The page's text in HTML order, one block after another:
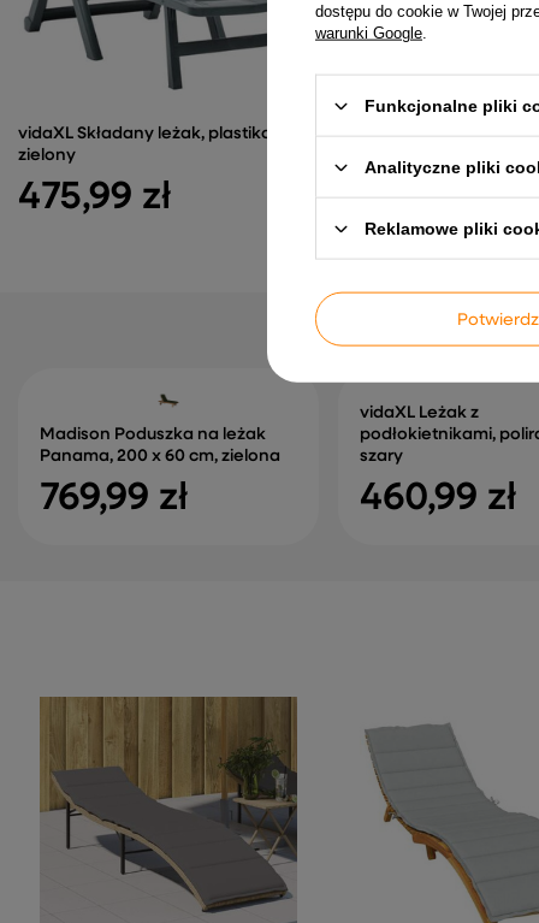
vidaXL Składany leżak, plastikowy,
zielony
475,99 zł
Madison Poduszka na leżak
Panama, 200 x 60 cm, zielona
769,99 zł
vidaXL Leżak z
podłokietnikami,
szary
460,99 zł
dostępu do cookie w Twojej
warunki Google
Funkcjonalne pliki
Analityczne pliki
Reklamowe pliki